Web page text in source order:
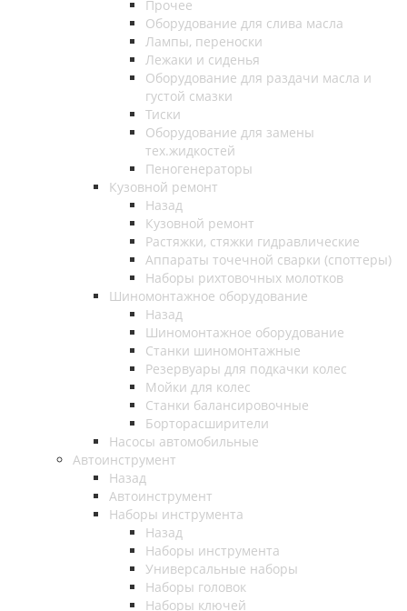
Прочее
Оборудование для слива масла
Лампы, переноски
Лежаки и сиденья
Оборудование для раздачи масла и
густой смазки
Тиски
Оборудование для замены
тех.жидкостей
Пеногенераторы
Кузовной ремонт
Назад
Кузовной ремонт
Растяжки, стяжки гидравлические
Аппараты точечной сварки (споттеры)
Наборы рихтовочных молотков
Шиномонтажное оборудование
Назад
Шиномонтажное оборудование
Станки шиномонтажные
Резервуары для подкачки колес
Мойки для колес
Станки балансировочные
Борторасширители
Насосы автомобильные
Автоинструмент
Назад
Автоинструмент
Наборы инструмента
Назад
Наборы инструмента
Универсальные наборы
Наборы головок
Наборы ключей